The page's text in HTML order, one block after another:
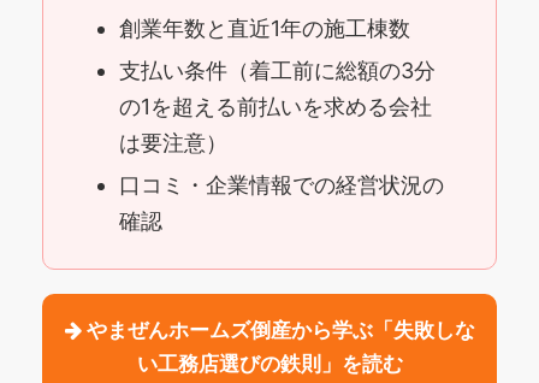
創業年数と直近1年の施工棟数
支払い条件（着工前に総額の3分
の1を超える前払いを求める会社
は要注意）
口コミ・企業情報での経営状況の
確認
やまぜんホームズ倒産から学ぶ「失敗しな
い工務店選びの鉄則」を読む